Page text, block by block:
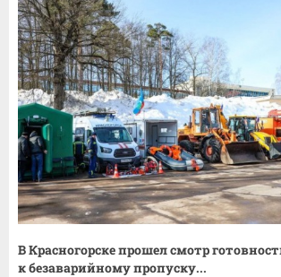
В Красногорске прошел смотр
к безаварийному пропуску...